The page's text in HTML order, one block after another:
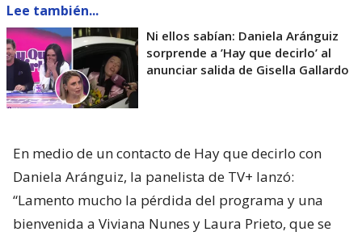
Lee también...
Ni ellos sabían: Daniela Aránguiz
sorprende a ’Hay que decirlo’ al
anunciar salida de Gisella Gallardo
En medio de un contacto de Hay que decirlo con
Daniela Aránguiz, la panelista de TV+ lanzó:
“Lamento mucho la pérdida del programa y una
bienvenida a Viviana Nunes y Laura Prieto, que se